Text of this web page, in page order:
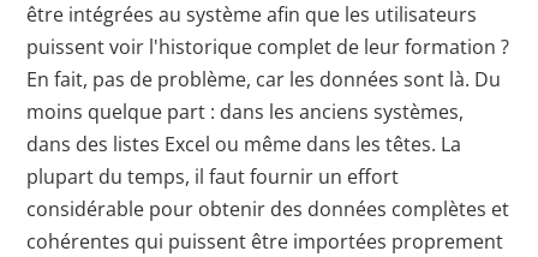
être intégrées au système afin que les utilisateurs
puissent voir l'historique complet de leur formation ?
En fait, pas de problème, car les données sont là. Du
moins quelque part : dans les anciens systèmes,
dans des listes Excel ou même dans les têtes. La
plupart du temps, il faut fournir un effort
considérable pour obtenir des données complètes et
cohérentes qui puissent être importées proprement